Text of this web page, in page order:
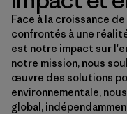
Face à la croissance
confrontés à une
est notre impact sur
notre mission, nous
œuvre des solutions
environnementale,
global,